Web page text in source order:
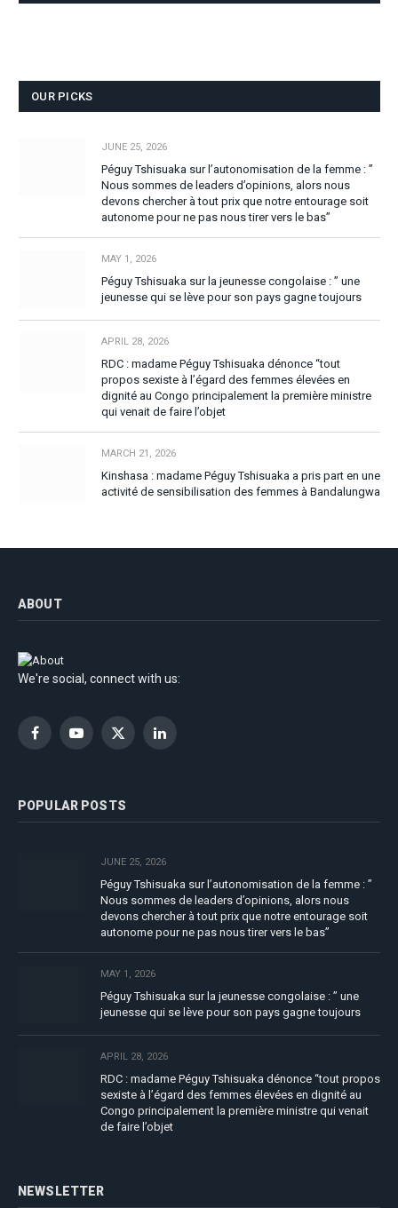
OUR PICKS
JUNE 25, 2026
Péguy Tshisuaka sur l’autonomisation de la femme : ”
Nous sommes de leaders d’opinions, alors nous
devons chercher à tout prix que notre entourage soit
autonome pour ne pas nous tirer vers le bas”
MAY 1, 2026
Péguy Tshisuaka sur la jeunesse congolaise : ” une
jeunesse qui se lève pour son pays gagne toujours
APRIL 28, 2026
RDC : madame Péguy Tshisuaka dénonce “tout
propos sexiste à l’égard des femmes élevées en
dignité au Congo principalement la première ministre
qui venait de faire l’objet
MARCH 21, 2026
Kinshasa : madame Péguy Tshisuaka a pris part en une
activité de sensibilisation des femmes à Bandalungwa
ABOUT
We're social, connect with us:
FacebookYouTubeX
LinkedIn
POPULAR POSTS
JUNE 25, 2026
Péguy Tshisuaka sur l’autonomisation de la femme : ”
Nous sommes de leaders d’opinions, alors nous
devons chercher à tout prix que notre entourage soit
autonome pour ne pas nous tirer vers le bas”
MAY 1, 2026
Péguy Tshisuaka sur la jeunesse congolaise : ” une
jeunesse qui se lève pour son pays gagne toujours
APRIL 28, 2026
RDC : madame Péguy Tshisuaka dénonce “tout propos
sexiste à l’égard des femmes élevées en dignité au
Congo principalement la première ministre qui venait
de faire l’objet
NEWSLETTER